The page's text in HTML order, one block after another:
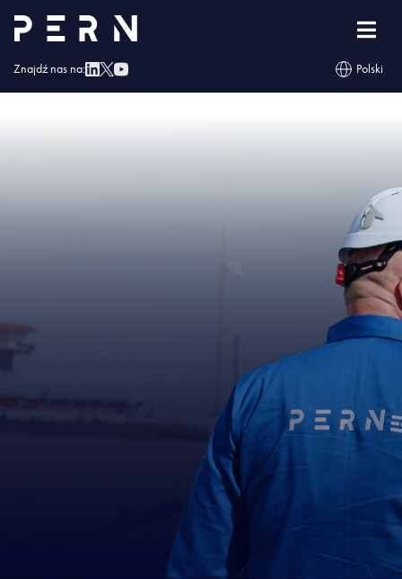
Znajdź nas na: Polski
Strona główna »Projekty PERN zapewniają bezpieczeństwo i mają
i mają uzasadnienie ekonomiczne